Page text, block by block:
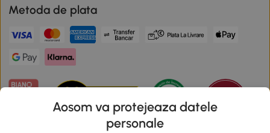
Metoda de plata
Aosom va protejeaza datele
personale